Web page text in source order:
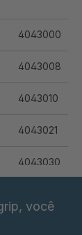
4043000
4043008
4043010
4043021
4043030
você